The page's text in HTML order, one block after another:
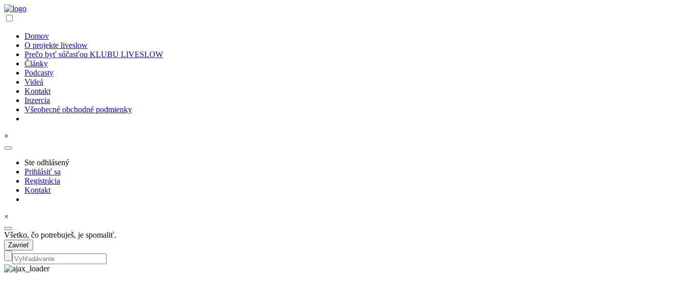
Domov
O projekte liveslow
Prečo byť súčasťou KLUBU LIVESLOW
Články
Podcasty
Videá
Kontakt
Inzercia
Všeobecné obchodné podmienky
×
Ste odhlásený
Prihlásiť sa
Registrácia
Kontakt
×
Všetko, čo potrebuješ, je spomaliť.
Zavrieť